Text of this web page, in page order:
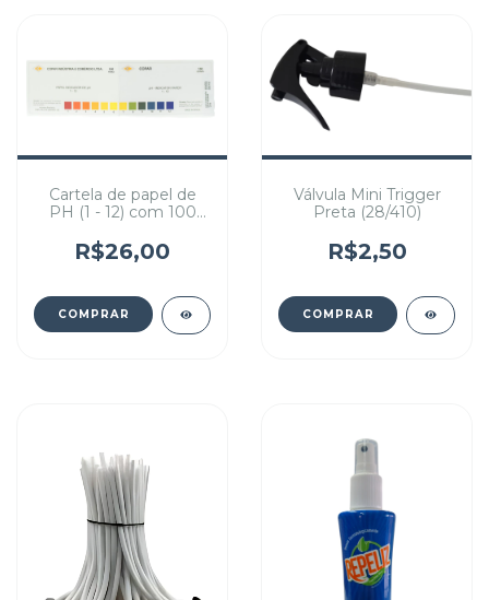
Cartela de papel de
PH (1 - 12) com 100
R$26,00
Válvula Mini Trigger
Preta (28/410)
R$2,50